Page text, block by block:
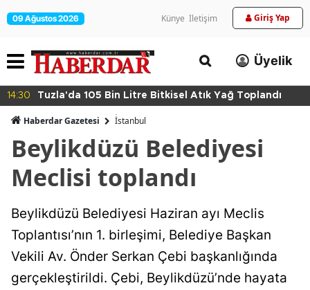
09 Ağustos 2026 Künye İletişim Giriş Yap
Üyelik
14:30 Tuzla'da 105 Bin Litre Bitkisel Atık Yağ Toplandı
Haberdar Gazetesi İ̇stanbul
Beylikdüzü Belediyesi
Meclisi toplandı
Beylikdüzü Belediyesi Haziran ayı Meclis
Toplantısı’nın 1. birleşimi, Belediye Başkan
Vekili Av. Önder Serkan Çebi başkanlığında
gerçekleştirildi. Çebi, Beylikdüzü’nde hayata